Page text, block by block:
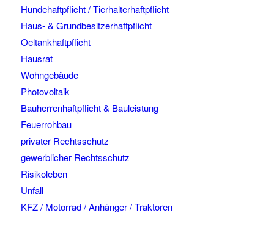
Hundehaftpflicht / Tierhalterhaftpflicht
Haus- & Grundbesitzerhaftpflicht
Oeltankhaftpflicht
Hausrat
Wohngebäude
Photovoltaik
Bauherrenhaftpflicht & Bauleistung
Feuerrohbau
privater Rechtsschutz
gewerblicher Rechtsschutz
Risikoleben
Unfall
KFZ / Motorrad / Anhänger / Traktoren